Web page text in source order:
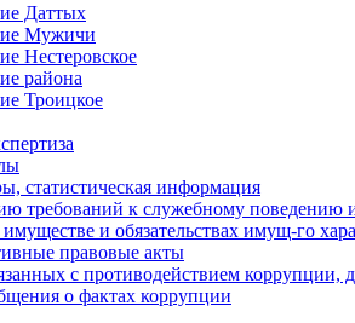
Даттых
Мужичи
Нестеровское
района
Троицкое
статистическая информация
требований к служебному поведению
и обязательствах имущ-го
правовые акты
с противодействием коррупции,
о фактах коррупции